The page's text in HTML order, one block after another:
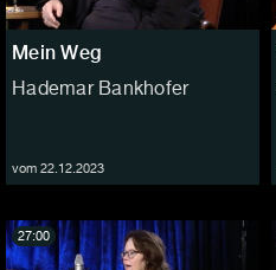
Mein Weg
Hademar Bankhofer
vom 22.12.2023
27:00